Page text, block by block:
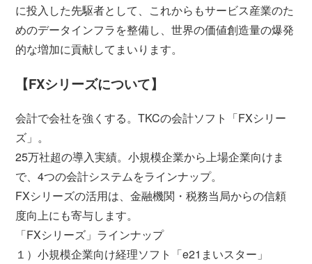
に投入した先駆者として、これからもサービス産業のた
めのデータインフラを整備し、世界の価値創造量の爆発
的な増加に貢献してまいります。
【FXシリーズについて】
会計で会社を強くする。TKCの会計ソフト「FXシリー
ズ」。
25万社超の導入実績。小規模企業から上場企業向けま
で、4つの会計システムをラインナップ。
FXシリーズの活用は、金融機関・税務当局からの信頼
度向上にも寄与します。
「FXシリーズ」ラインナップ
１）小規模企業向け経理ソフト「e21まいスター」